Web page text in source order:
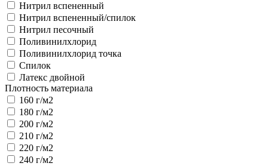
Нитрил вспененный
Нитрил вспененный/спилок
Нитрил песочный
Поливинилхлорид
Поливинилхлорид точка
Спилок
Латекс двойной
Плотность материала
160 г/м2
180 г/м2
200 г/м2
210 г/м2
220 г/м2
240 г/м2